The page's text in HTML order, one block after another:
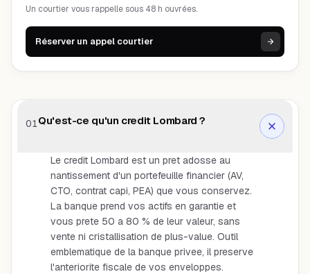
Un courtier vous rappelle sous 48 h ouvrées.
Réserver un appel courtier
01Qu'est-ce qu'un credit Lombard ?
Le credit Lombard est un pret adosse au
nantissement d'un portefeuille financier (AV,
CTO, contrat capi, PEA) que vous conservez.
La banque prend vos actifs en garantie et
vous prete 50 a 80 % de leur valeur, sans
vente ni cristallisation de plus-value. Outil
emblematique de la banque privee, il preserve
l'anteriorite fiscale de vos enveloppes.